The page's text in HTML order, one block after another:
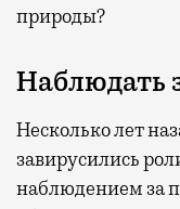
природы?
Наблюдать
Несколько лет
завирусились
наблюдением за